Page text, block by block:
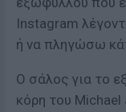
Instagram
ή να πληγώσω
Ο σάλος για το
κόρη του